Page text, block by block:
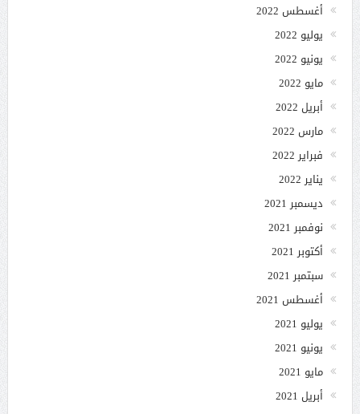
أغسطس 2022
يوليو 2022
يونيو 2022
مايو 2022
أبريل 2022
مارس 2022
فبراير 2022
يناير 2022
ديسمبر 2021
نوفمبر 2021
أكتوبر 2021
سبتمبر 2021
أغسطس 2021
يوليو 2021
يونيو 2021
مايو 2021
أبريل 2021